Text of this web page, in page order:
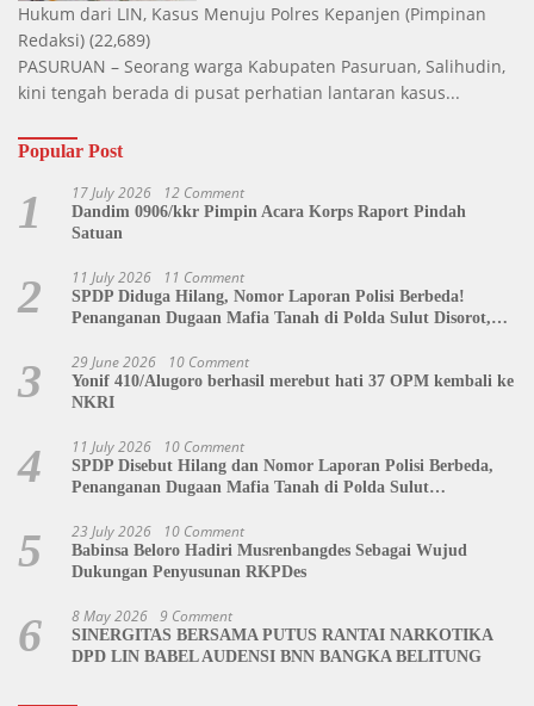
Hukum dari LIN, Kasus Menuju Polres Kepanjen (Pimpinan
Redaksi) (22,689)
PASURUAN – Seorang warga Kabupaten Pasuruan, Salihudin,
kini tengah berada di pusat perhatian lantaran kasus...
Popular Post
1 17 July 2026 12 Comment
Dandim 0906/kkr Pimpin Acara Korps Raport Pindah
Satuan
2 11 July 2026 11 Comment
SPDP Diduga Hilang, Nomor Laporan Polisi Berbeda!
Penanganan Dugaan Mafia Tanah di Polda Sulut Disorot,
3 29 June 2026 10 Comment
Yonif 410/Alugoro berhasil merebut hati 37 OPM kembali ke
NKRI
4 11 July 2026 10 Comment
SPDP Disebut Hilang dan Nomor Laporan Polisi Berbeda,
Penanganan Dugaan Mafia Tanah di Polda Sulut
5 23 July 2026 10 Comment
Babinsa Beloro Hadiri Musrenbangdes Sebagai Wujud
Dukungan Penyusunan RKPDes
6 8 May 2026 9 Comment
SINERGITAS BERSAMA PUTUS RANTAI NARKOTIKA
DPD LIN BABEL AUDENSI BNN BANGKA BELITUNG